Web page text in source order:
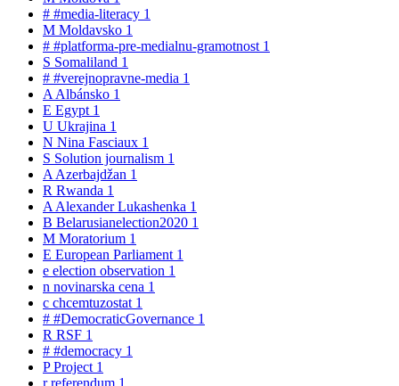
# #media-literacy 1
M Moldavsko 1
# #platforma-pre-medialnu-gramotnost 1
S Somaliland 1
# #verejnopravne-media 1
A Albánsko 1
E Egypt 1
U Ukrajina 1
N Nina Fasciaux 1
S Solution journalism 1
A Azerbajdžan 1
R Rwanda 1
A Alexander Lukashenka 1
B Belarusianelection2020 1
M Moratorium 1
E European Parliament 1
e election observation 1
n novinarska cena 1
c chcemtuzostat 1
# #DemocraticGovernance 1
R RSF 1
# #democracy 1
PProject 1
rreferendum 1